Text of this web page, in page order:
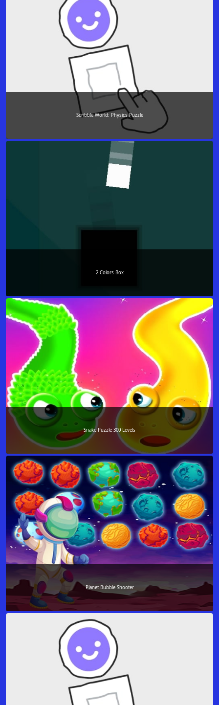
Scribble World: Physics Puzzle
2 Colors Box
Snake Puzzle 300 Levels
Planet Bubble Shooter